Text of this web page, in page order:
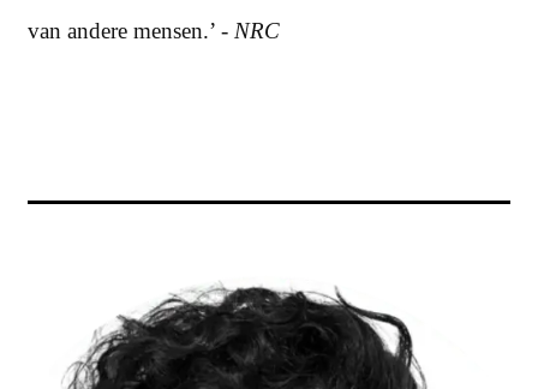
van andere mensen.’ - NRC